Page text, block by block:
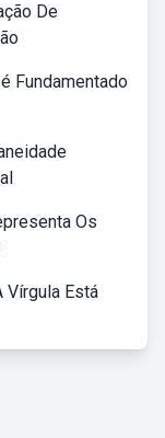
De
Fundamentado
Os
Vírgula Está